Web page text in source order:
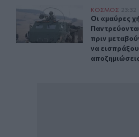
Οι «μαύρες χήρες» της Ρωσίας:
ΚΟΣΜΟΣ 23:32
Οι «μαύρες
Οι «μαύρες
πριν
να